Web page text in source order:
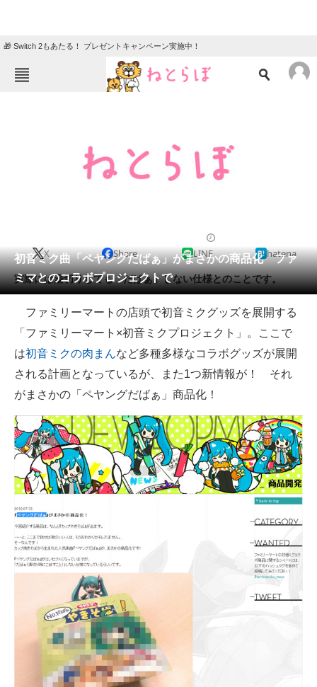
🎁 Switch 2もあたる！ プレゼントキャンペーン実施中！
クイズ
地域
会員記事
メディア
注目記事を集めた総合ページ
ITの今と未来を見通す
スマホと通信の最新トレンド
好きが集まる 比べて選べる
ビジネスと働き方のヒント
企業ITのトレンドを詳説
経営リーダーのコミュニティ
マーケ×ITの今がよく分かる
ITエンジニア向け専門サイト
企業向けIT製品の総合サイト
IT製品の技術・比較・事例
初音ミク曲「ペヤングだばぁ」がまさかの商品化 ファ
ミマとのコラボプロジェクトで
X Share LINE hatena
実際には湯切りしても「だばぁ」しない仕様とのことです。
ファミリーマートの店頭で初音ミクグッズを展開する
「ファミリーマート×初音ミクプロジェクト」。ここで
は初音ミクの肉まんなど多種多様なコラボグッズが展開
される計画となっているが、また1つ新情報が！ それ
がまさかの「ペヤングだばぁ」商品化！